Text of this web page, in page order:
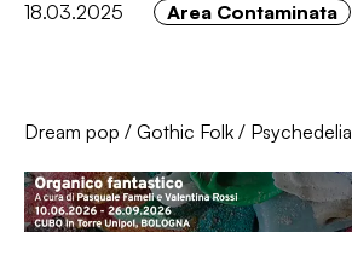
18.03.2025 Area Contaminata
Dream pop / Gothic Folk / Psychedelia